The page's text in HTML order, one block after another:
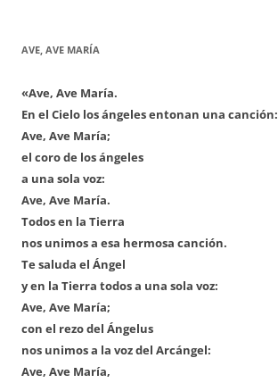
AVE, AVE MARÍA
«Ave, Ave María.
En el Cielo los ángeles entonan una canción:
Ave, Ave María;
el coro de los ángeles
a una sola voz:
Ave, Ave María.
Todos en la Tierra
nos unimos a esa hermosa canción.
Te saluda el Ángel
y en la Tierra todos a una sola voz:
Ave, Ave María;
con el rezo del Ángelus
nos unimos a la voz del Arcángel:
Ave, Ave María,